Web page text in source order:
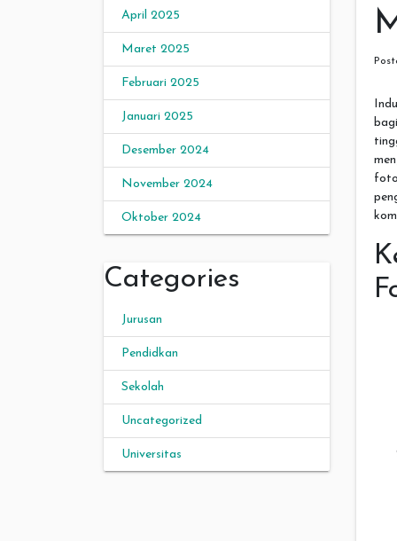
April 2025
Maret 2025
Februari 2025
Januari 2025
Desember 2024
November 2024
Oktober 2024
Categories
Jurusan
Pendidkan
Sekolah
Uncategorized
Universitas